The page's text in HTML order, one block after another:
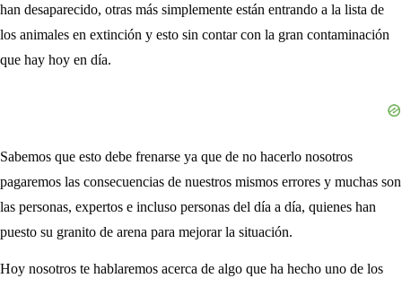
han desaparecido, otras más simplemente están entrando a la lista de
los animales en extinción y esto sin contar con la gran contaminación
que hay hoy en día.
Sabemos que esto debe frenarse ya que de no hacerlo nosotros
pagaremos las consecuencias de nuestros mismos errores y muchas son
las personas, expertos e incluso personas del día a día, quienes han
puesto su granito de arena para mejorar la situación.
Hoy nosotros te hablaremos acerca de algo que ha hecho uno de los